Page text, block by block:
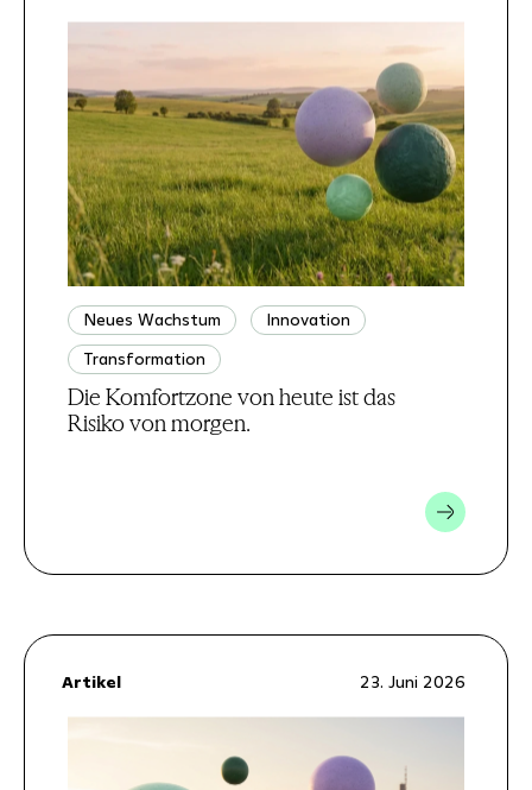
Neues Wachstum
Innovation
Transformation
Die Komfortzone von heute ist das
Risiko von morgen.
23. Juni 2026
Artikel